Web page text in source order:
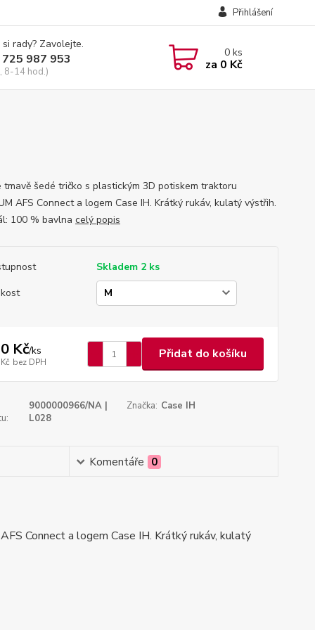
Přihlášení
rady? Zavolejte.
987 953
8-14 hod.)
0ks
za 0 Kč
tmavě šedé tričko s plastickým 3D potiskem traktoru
AFS Connect a logem Case IH. Krátký rukáv, kulatý výstřih.
100 % bavlna celý popis
Skladem 2 ks
Kč/ks
bez DPH
Přidat do košíku
9000000966/NA |
L028
Značka: Case IH
Komentáře 0
Connect a logem Case IH. Krátký rukáv, kulatý